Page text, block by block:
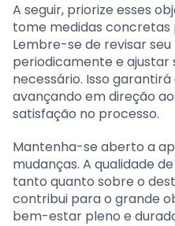
A seguir, priorize esses
tome medidas concretas
Lembre-se de revisar
periodicamente e
necessário. Isso
avançando em direção
satisfação no processo.
Mantenha-se aberto a
mudanças. A qualidade
tanto quanto sobre o
contribui para o grande
bem-estar pleno e